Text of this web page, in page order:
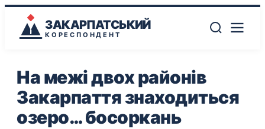
ЗАКАРПАТСЬКИЙ
КОРЕСПОНДЕНТ
На межі двох районів
Закарпаття знаходиться
озеро… босоркань